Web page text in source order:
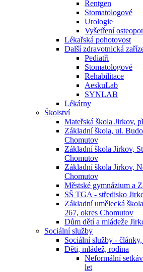
Rentgen
Stomatologové
Urologie
Vyšetření
Lékařská pohotovost
Další zdravotnická
Pediatři
Stomatologové
Rehabilitace
AeskuLab
SYNLAB
Lékárny
Školství
Mateřská škola Jirkov,
Základní škola, ul.
Chomutov
Základní škola Jirkov,
Chomutov
Základní škola Jirkov,
Chomutov
Městské gymnázium a
SŠ TGA - středisko
Základní umělecká
267, okres Chomutov
Dům dětí a mládeže
Sociální služby
Sociální služby -
Děti, mládež, rodina
Neformální
let